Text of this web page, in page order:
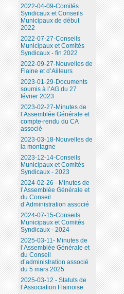
2022-04-09-Comités
Syndicaux et Conseils
Municipaux de début
2022
2022-07-27-Conseils
Municipaux et Comités
Syndicaux - fin 2022
2022-09-27-Nouvelles de
Flaine et d’Ailleurs
2023-01-29-Documents
soumis à l’AG du 27
février 2023
2023-02-27-Minutes de
l’Assemblée Générale et
compte-rendu du CA
associé
2023-03-18-Nouvelles de
la montagne
2023-12-14-Conseils
Municipaux et Comités
Syndicaux - 2023
2024-02-26 - Minutes de
l’Assemblée Générale et
du Conseil
d’Administration associé
2024-07-15-Conseils
Municipaux et Comités
Syndicaux - 2024
2025-03-11- Minutes de
l’Assemblée Générale et
du Conseil
d’administration associé
du 5 mars 2025
2025-03-12 - Statuts de
l’Association Flainoise